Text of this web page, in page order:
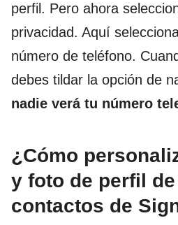
perfil. Pero ahora
privacidad. Aquí
número de teléfono.
debes tildar la opción de
nadie verá tu número
¿Cómo
y foto de perfil
contactos de